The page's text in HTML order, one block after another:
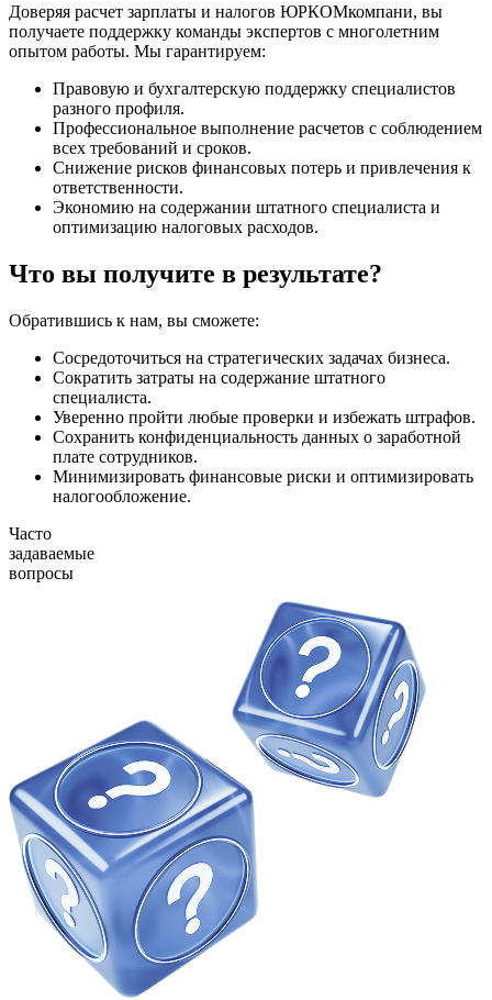
Доверяя расчет зарплаты и налогов ЮРКОМкомпани, вы
получаете поддержку команды экспертов с многолетним
опытом работы. Мы гарантируем:
Правовую и бухгалтерскую поддержку специалистов
разного профиля.
Профессиональное выполнение расчетов с соблюдением
всех требований и сроков.
Снижение рисков финансовых потерь и привлечения к
ответственности.
Экономию на содержании штатного специалиста и
оптимизацию налоговых расходов.
Что вы получите в результате?
Обратившись к нам, вы сможете:
Сосредоточиться на стратегических задачах бизнеса.
Сократить затраты на содержание штатного
специалиста.
Уверенно пройти любые проверки и избежать штрафов.
Сохранить конфиденциальность данных о заработной
плате сотрудников.
Минимизировать финансовые риски и оптимизировать
налогообложение.
Часто
задаваемые
вопросы